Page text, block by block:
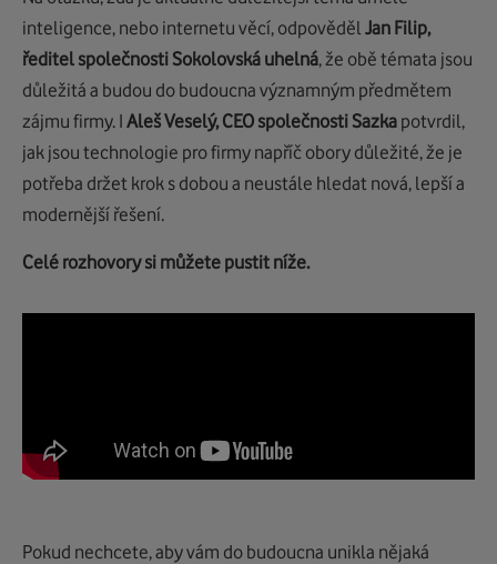
inteligence, nebo internetu věcí, odpověděl Jan Filip,
ředitel společnosti Sokolovská uhelná, že obě témata jsou
důležitá a budou do budoucna významným předmětem
zájmu firmy. I Aleš Veselý, CEO společnosti Sazka potvrdil,
jak jsou technologie pro firmy napříč obory důležité, že je
potřeba držet krok s dobou a neustále hledat nová, lepší a
modernější řešení.
Celé rozhovory si můžete pustit níže.
Pokud nechcete, aby vám do budoucna unikla nějaká